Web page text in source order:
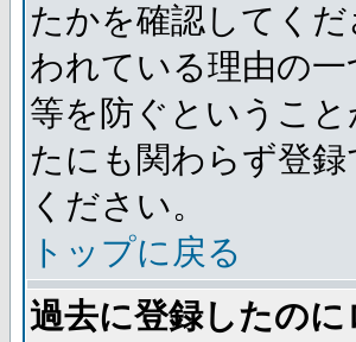
たかを確認してく
われている理由の
等を防ぐというこ
たにも関わらず登
ください。
トップに戻る
過去に登録したの